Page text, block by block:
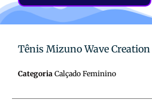
Tênis Mizuno Wave
Categoria Calçado Feminino